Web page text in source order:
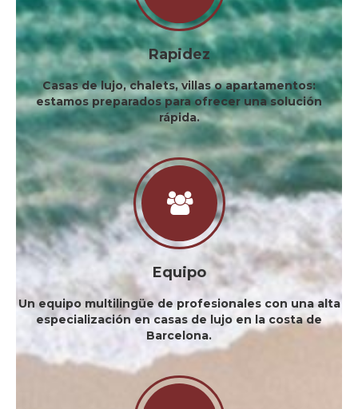
Rapidez
Casas de lujo, chalets, villas o apartamentos:
estamos preparados para ofrecer una solución
rápida.
Equipo
Un equipo multilingüe de profesionales con una alta
especialización en casas de lujo en la costa de
Barcelona.